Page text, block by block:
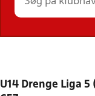
U14 Drenge Liga